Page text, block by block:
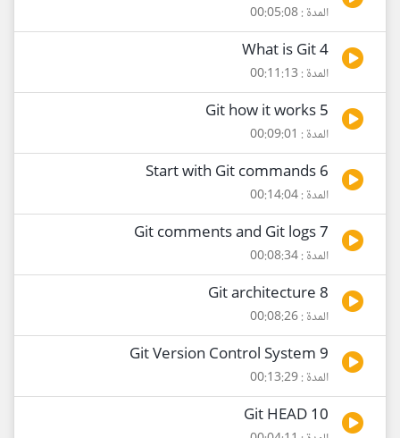
المدة : 00:05:08
4 What is Git
المدة : 00:11:13
5 Git how it works
المدة : 00:09:01
6 Start with Git commands
المدة : 00:14:04
7 Git comments and Git logs
المدة : 00:08:34
8 Git architecture
المدة : 00:08:26
9 Git Version Control System
المدة : 00:13:29
10 Git HEAD